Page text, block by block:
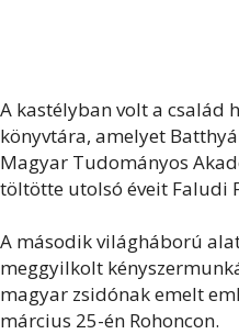
A kastélyban volt a család
könyvtára, amelyet
Magyar Tudományos
töltötte utolsó éveit Faludi
A második világháború
meggyilkolt
magyar zsidónak emelt
március 25-én Rohoncon.